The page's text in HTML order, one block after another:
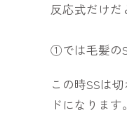
反応式だけだ
①では毛髪の
この時SSは
ドになります。